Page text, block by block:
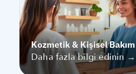
Kozmetik & Kişisel Bakım
Daha fazla bilgi edinin →